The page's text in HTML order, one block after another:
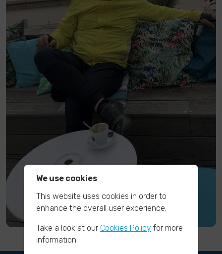
We use cookies
This website uses cookies in order to
enhance the overall user experience.
Take a look at our Cookies Policy for more
information.